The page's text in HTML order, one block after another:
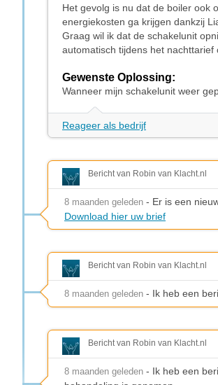
Het gevolg is nu dat de boiler ook
energiekosten ga krijgen dankzij
Graag wil ik dat de schakelunit
automatisch tijdens het nachttarief
Gewenste Oplossing:
Wanneer mijn schakelunit weer
Reageer als bedrijf
Bericht van Robin van Klacht.nl
8 maanden geleden - Er is een
Download hier uw brief
Bericht van Robin van Klacht.nl
8 maanden geleden - Ik heb een
Bericht van Robin van Klacht.nl
8 maanden geleden - Ik heb een